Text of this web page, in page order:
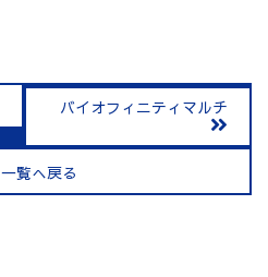
バイオフィニティマルチ
一覧へ戻る